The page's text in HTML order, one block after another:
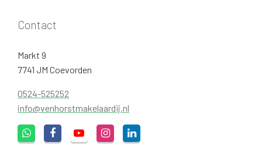
Contact
Markt 9
7741 JM Coevorden
0524-525252
info@venhorstmakelaardij.nl